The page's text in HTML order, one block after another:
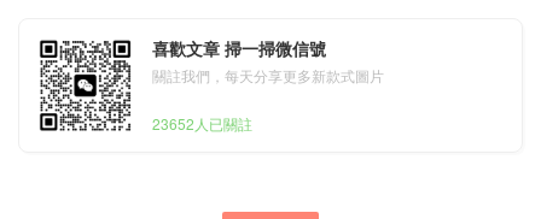
喜歡文章 掃一掃微信號
關註我們，每天分享更多新款式圖片
23652人已關註